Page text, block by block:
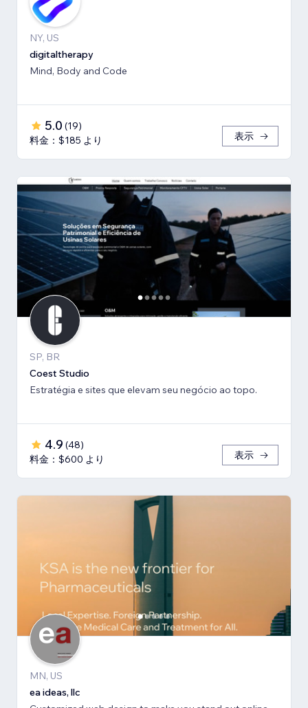
NY, US
digitaltherapy
Mind, Body and Code
5.0 (19)
料金：$185 より
表示
SP, BR
Coest Studio
Estratégia e sites que elevam seu negócio ao topo.
4.9 (48)
料金：$600 より
表示
MN, US
ea ideas, llc